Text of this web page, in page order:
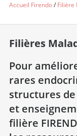
Accueil Firendo/Filière
Filières
Pour
rares
structures
et
filière